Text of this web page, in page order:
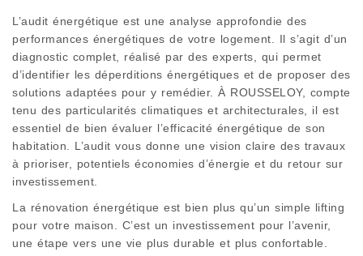
L’audit énergétique est une analyse approfondie des
performances énergétiques de votre logement. Il s’agit d’un
diagnostic complet, réalisé par des experts, qui permet
d’identifier les déperditions énergétiques et de proposer des
solutions adaptées pour y remédier. À ROUSSELOY, compte
tenu des particularités climatiques et architecturales, il est
essentiel de bien évaluer l’efficacité énergétique de son
habitation. L’audit vous donne une vision claire des travaux
à prioriser, potentiels économies d’énergie et du retour sur
investissement.
La rénovation énergétique est bien plus qu’un simple lifting
pour votre maison. C’est un investissement pour l’avenir,
une étape vers une vie plus durable et plus confortable.